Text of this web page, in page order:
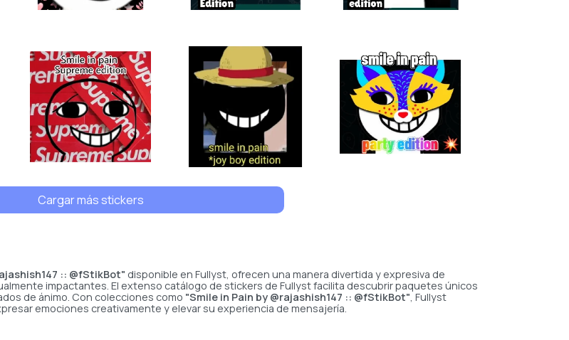
Cargar más stickers
:: @fStikBot" disponible en Fullyst, ofrecen una manera divertida y expresiva de
impactantes. El extenso catálogo de stickers de Fullyst facilita descubrir paquetes únicos
de ánimo. Con colecciones como "Smile in Pain by @rajashish147 :: @fStikBot", Fullyst
emociones creativamente y elevar su experiencia de mensajería.